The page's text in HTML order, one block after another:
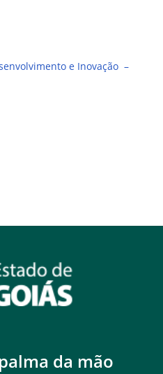
e Inovação –
da mão